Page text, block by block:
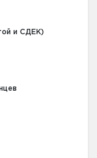
и СДЕК)